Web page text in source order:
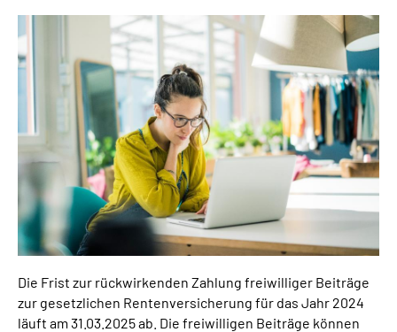
Über Uns
Inhalte in Gebärdensprache (DGS)
Leichte Sprache
Suche
Mein Kundenportal
Die Frist zur rückwirkenden Zahlung freiwilliger Beiträge
zur gesetzlichen Rentenversicherung für das Jahr 2024
läuft am 31.03.2025 ab. Die freiwilligen Beiträge können